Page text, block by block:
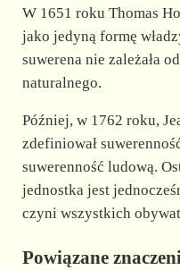
W 1651 roku Thomas
jako jedyną formę
suwerena nie zależała
naturalnego.
Później, w 1762 roku,
zdefiniował
suwerenność ludową.
jednostka jest
czyni wszystkich
Powiązane